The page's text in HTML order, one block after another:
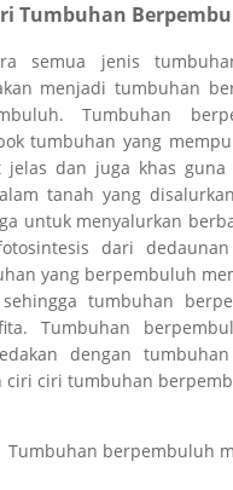
Tumbuhan
semua jenis
menjadi tumbuhan
Tumbuhan
tumbuhan yang
jelas dan juga khas
tanah yang
untuk menyalurkan
dari
yang berpembuluh
tumbuhan
Tumbuhan
dengan
ciri ciri tumbuhan
Tumbuhan berpembuluh